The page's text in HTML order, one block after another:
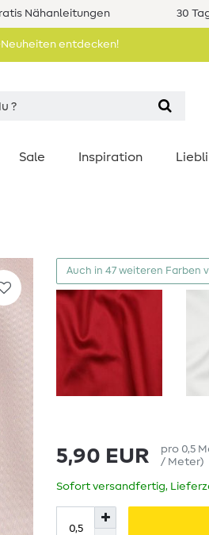
Nähanleitungen 30
entdecken!
Sale Inspiration
Auch in 47 weiteren Farben
5,90 EUR pro 0,5
/ Meter)
Sofort versandfertig,